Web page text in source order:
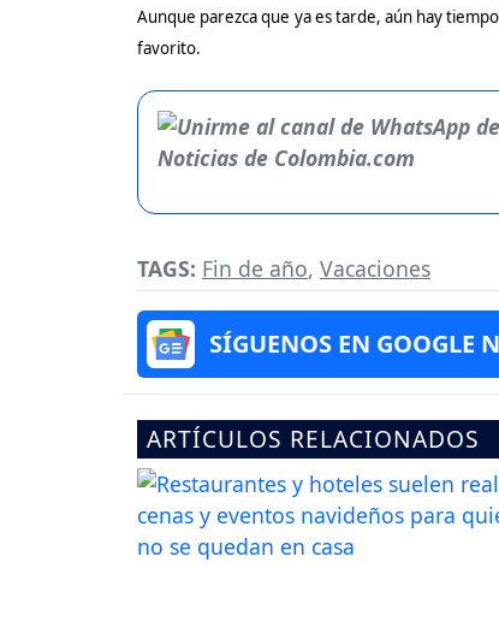
Aunque parezca que ya es tarde, aún hay
favorito.
TAGS: Fin de año, Vacaciones
SÍGUENOS EN GOOGLE
ARTÍCULOS RELACIONADOS